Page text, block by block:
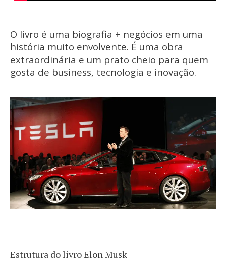
O livro é uma biografia + negócios em uma
história muito envolvente. É uma obra
extraordinária e um prato cheio para quem
gosta de business, tecnologia e inovação.
Estrutura do livro Elon Musk